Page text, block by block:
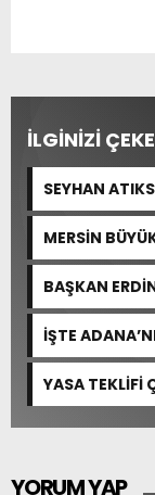
İLGİNİZİ
SEYHAN
KİRLİLİĞİNE
MERSİN
BULUŞTURDU
BAŞKAN
KALDIRIMLAR
İŞTE
YASA TEKLİFİ
YORUM YAP